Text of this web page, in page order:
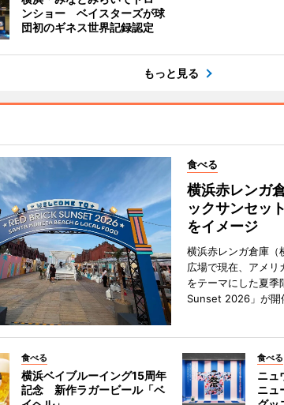
ンショー ベイスターズが球
団初のギネス世界記録認定
もっと見る
食べる
横浜赤レンガ
ックサンセッ
をイメージ
横浜赤レンガ倉庫（
広場で現在、アメリ
をテーマにした夏
Sunset 2026」が開
食べる
横浜ベイブルーイング15周年
記念 新作ラガービール「ベ
食べる
ニュ
ニュ